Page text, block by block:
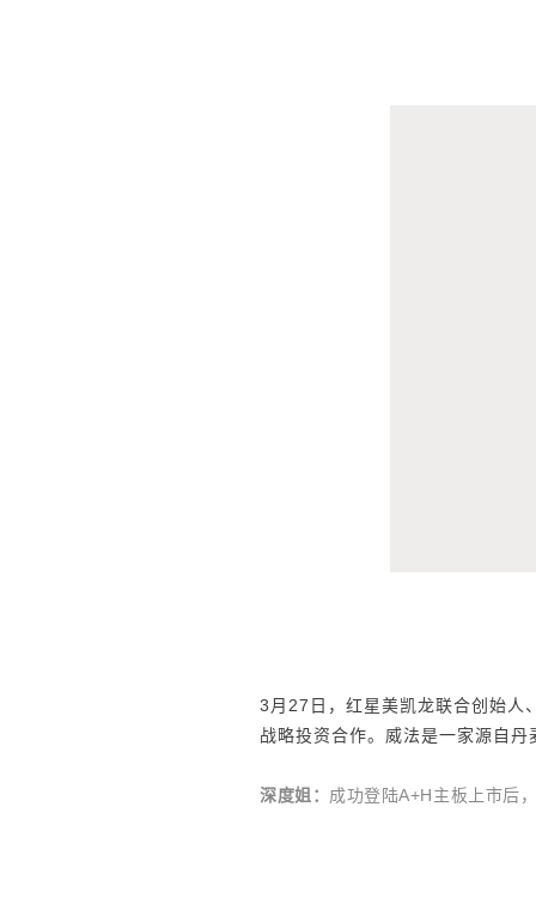
3月27日，红星美凯龙联合创始人
战略投资合作。威法是一家源自
深度姐： 成功登陆A+H主板上市后